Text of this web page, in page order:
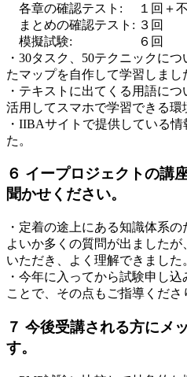
各章の確認テスト: １回＋不
まとめの確認テスト: ３回
模擬試験: ６回
・30タスク、50テクニックに
たマップを自作して学習しまし
・テキストに出てくる用語に
活用してスマホで学習できる環
・IIBAサイトで提供している
た。
６ イープロジェクトの講
聞かせください。
・定着の途上にある知識体系
よいか多くの質問が出ました
いただき、よく理解できました
・今年に入ってから試験申し
ことで、その点もご指導くださ
７ 今後受講される方にメ
す。